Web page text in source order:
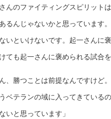
さんのファイティングスピリット
るんじゃないかと思っています
いといけないです。起一さんに
ても起一さんに褒められる試合を
、勝つことは前提なんですけど
ベテランの域に入ってきている
いと思っています」